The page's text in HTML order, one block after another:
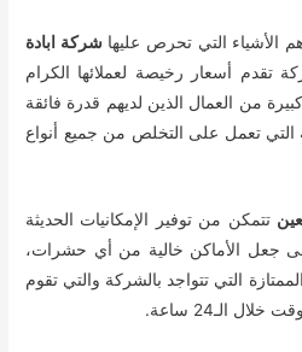
الأشياء التي تحرص عليهاشركة ابادة
تقدم أسعار رخيصة لعملائها الكرام
من العمال الذين لديهم قدرة فائقة
التي تعمل على التخلص من جميع أنواع
تتمكن من توفير الإمكانيات الحديثة
جعل الأماكن خالية من أي حشرات،
التي تتواجد بالشركة والتي تقوم
الـ24 ساعة.